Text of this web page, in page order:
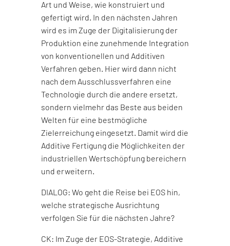
Art und Weise, wie konstruiert und
gefertigt wird. In den nächsten Jahren
wird es im Zuge der Digitalisierung der
Produktion eine zunehmende Integration
von konventionellen und Additiven
Verfahren geben. Hier wird dann nicht
nach dem Ausschlussverfahren eine
Technologie durch die andere ersetzt,
sondern vielmehr das Beste aus beiden
Welten für eine bestmögliche
Zielerreichung eingesetzt. Damit wird die
Additive Fertigung die Möglichkeiten der
industriellen Wertschöpfung bereichern
und erweitern.
DIALOG: Wo geht die Reise bei EOS hin,
welche strategische Ausrichtung
verfolgen Sie für die nächsten Jahre?
CK: Im Zuge der EOS-Strategie, Additive